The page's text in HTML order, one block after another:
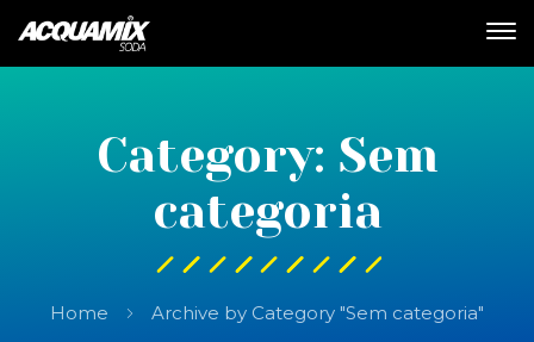
Category: Sem
categoria
Home Archive by Category "Sem categoria"